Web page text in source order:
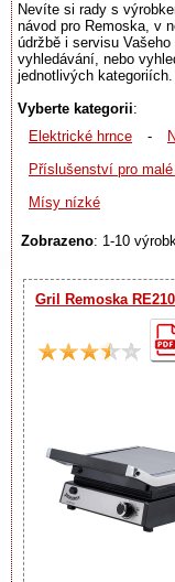
Nevíte si rady s
návod pro Remoska, v
údržbě i servisu
vyhledávání, nebo
jednotlivých kategoriích.
Vyberte kategorii:
Elektrické hrnce
-
Příslušenství pro
Mísy nízké
Zobrazeno: 1-10
Gril Remoska